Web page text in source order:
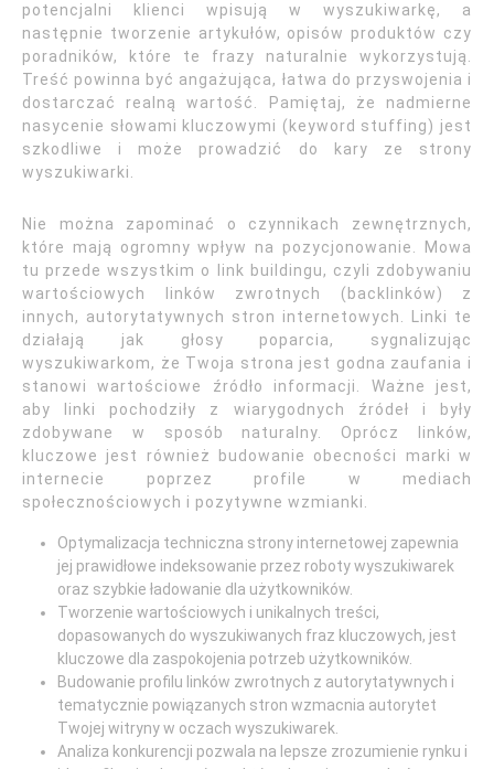
potencjalni klienci wpisują w wyszukiwarkę, a
następnie tworzenie artykułów, opisów produktów czy
poradników, które te frazy naturalnie wykorzystują.
Treść powinna być angażująca, łatwa do przyswojenia i
dostarczać realną wartość. Pamiętaj, że nadmierne
nasycenie słowami kluczowymi (keyword stuffing) jest
szkodliwe i może prowadzić do kary ze strony
wyszukiwarki.
Nie można zapominać o czynnikach zewnętrznych,
które mają ogromny wpływ na pozycjonowanie. Mowa
tu przede wszystkim o link buildingu, czyli zdobywaniu
wartościowych linków zwrotnych (backlinków) z
innych, autorytatywnych stron internetowych. Linki te
działają jak głosy poparcia, sygnalizując
wyszukiwarkom, że Twoja strona jest godna zaufania i
stanowi wartościowe źródło informacji. Ważne jest,
aby linki pochodziły z wiarygodnych źródeł i były
zdobywane w sposób naturalny. Oprócz linków,
kluczowe jest również budowanie obecności marki w
internecie poprzez profile w mediach
społecznościowych i pozytywne wzmianki.
Optymalizacja techniczna strony internetowej zapewnia
jej prawidłowe indeksowanie przez roboty wyszukiwarek
oraz szybkie ładowanie dla użytkowników.
Tworzenie wartościowych i unikalnych treści,
dopasowanych do wyszukiwanych fraz kluczowych, jest
kluczowe dla zaspokojenia potrzeb użytkowników.
Budowanie profilu linków zwrotnych z autorytatywnych i
tematycznie powiązanych stron wzmacnia autorytet
Twojej witryny w oczach wyszukiwarek.
Analiza konkurencji pozwala na lepsze zrozumienie rynku i